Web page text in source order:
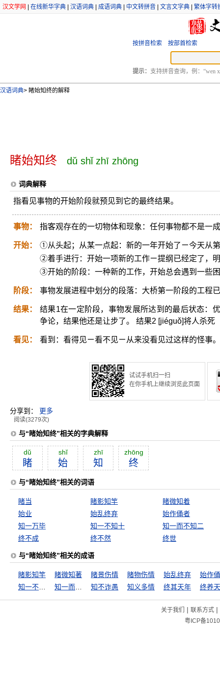
汉文学网 在线新华字典 汉语词典 成语词典 中文转拼音 文言文字典 繁体字转
按拼音检索 按部首检索
提示： 支持拼音查询，例：“wen
汉语词典> 睹始知终的解释
睹始知终 dǔ shǐ zhī zhōng
词典解释
指看见事物的开始阶段就预见到它的最终结果。
事物： 指客观存在的一切物体和现象：任何事物都不是一
开始：
①从头起；从某一点起：新的一年开始了ㄧ今天从
②着手进行：开始一项新的工作ㄧ提纲已经定了，
③开始的阶段：一种新的工作，开始总会遇到一些
阶段： 事物发展进程中划分的段落：大桥第一阶段的工程
结果：
结果1在一定阶段，事物发展所达到的最后状态：
争论，结果他还是让步了。 结果2 [jiéguǒ]将人杀
看见： 看到：看得见ㄧ看不见ㄧ从来没看见过这样的怪事。
试试手机扫一扫
在你手机上继续浏览此页面
分享到： 更多
阅读(3279次)
与“睹始知终”相关的字典解释
dŭ
睹
shĭ
始
zhī
知
zhōng
终
与“睹始知终”相关的词语
睹当 睹影知竿
睹微知着
始业
始乱终弃
始作俑者
知一万毕
知一不知十
知一而不知二
终不成
终不然 终世
与“睹始知终”相关的成语
睹影知竿 睹微知著 睹景伤情 睹物伤情 始乱终弃
始作
知不诈愚 知义多情 终其天年 终养
关于我们 | 联系方式|
粤ICP备